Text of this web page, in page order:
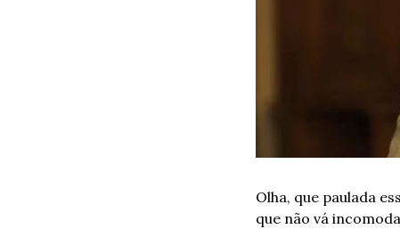
Olha, que paulada
que não vá